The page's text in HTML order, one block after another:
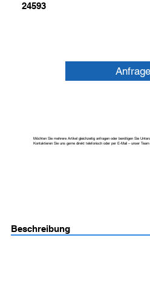
24593
Möchten Sie mehrere Artikel gleichzeitig anfragen oder benötigen Sie
Kontaktieren Sie uns gerne direkt telefonisch oder per E-Mail – unser
Beschreibung